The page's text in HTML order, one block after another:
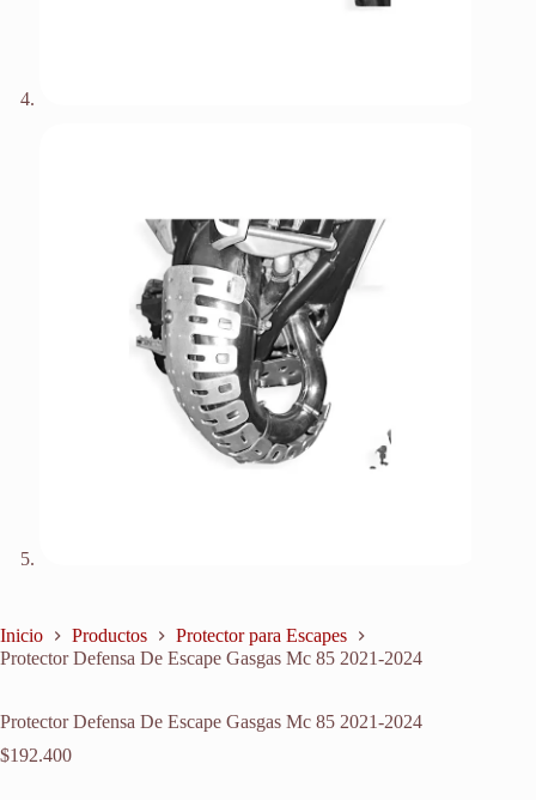
Inicio Productos
Protector para Escapes
Protector Defensa De Escape Gasgas Mc 85 2021-2024
Protector Defensa De Escape Gasgas Mc 85 2021-2024
$192.400